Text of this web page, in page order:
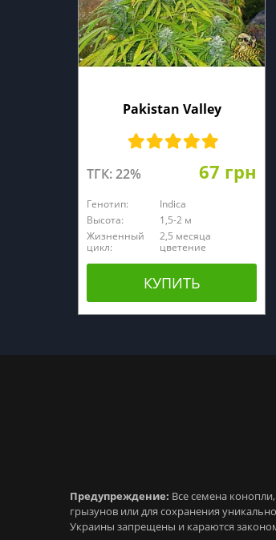
Pakistan Valley
ТГК: 22% 67 грн
Генотип:
Indica
Высота:
1,5-2 м
Жизненный
цикл:
2,5 месяца
цветение
КУПИТЬ
Предупреждение: Все семена
грызунов или для сохранения
Украины запрещены и караются